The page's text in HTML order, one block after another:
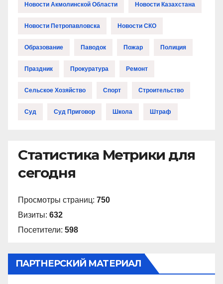
Новости Акмолинской Области Новости Казахстана
Новости Петропавловска Новости СКО
Образование Паводок Пожар Полиция
Праздник Прокуратура Ремонт
Сельское Хозяйство Спорт Строительство
Суд Суд Приговор Школа Штраф
Статистика Метрики для
сегодня
Просмотры страниц: 750
Визиты: 632
Посетители: 598
ПАРТНЕРСКИЙ МАТЕРИАЛ